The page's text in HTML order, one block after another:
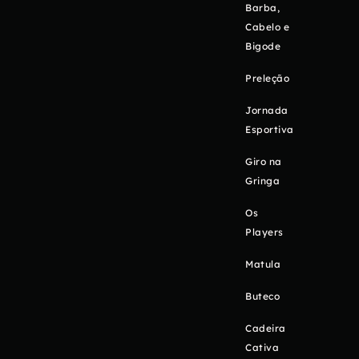
Barba,
Cabelo e
Bigode
Preleção
Jornada
Esportiva
Giro na
Gringa
Os
Players
Matula
Buteco
Cadeira
Cativa